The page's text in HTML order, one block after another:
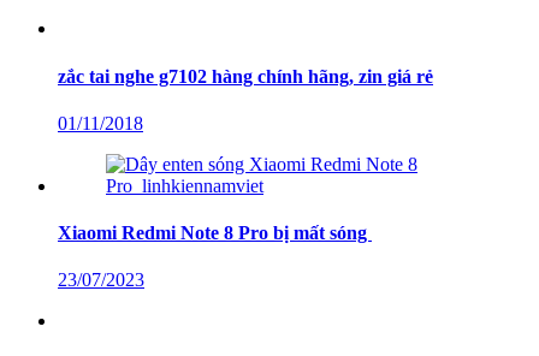
zắc tai nghe g7102 hàng chính hãng, zin giá rẻ
01/11/2018
Xiaomi Redmi Note 8 Pro bị mất sóng
23/07/2023